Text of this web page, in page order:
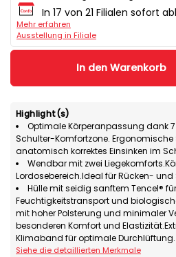
In 17 von 21 Filialen sofort
Mehr erfahren
Ausstellung in Filiale
In den Warenkorb
Highlight(s)
Optimale Körperanpassung dank
Schulter-Komfortzone.
anatomisch korrektes Einsinken im
Wendbar mit zwei
Lordosebereich.Ideal für Rücken- und
Hülle mit seidig sanftem Tencel®
Feuchtigkeitstransport und
mit hoher Polsterung und minimaler
besonderen Komfort und
Klimaband für optimale Durchlüftung.
Siehe die detaillierten Merkmale